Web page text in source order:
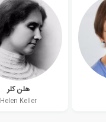
هلن کلر
Helen Keller